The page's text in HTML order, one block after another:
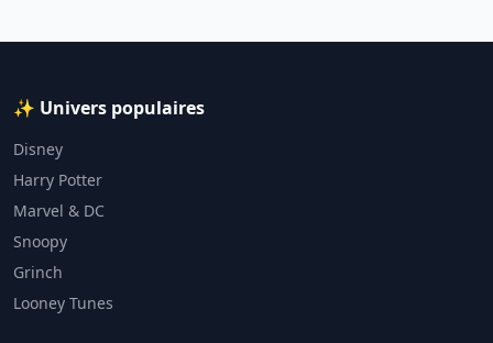
✨ Univers populaires
Disney
Harry Potter
Marvel & DC
Snoopy
Grinch
Looney Tunes